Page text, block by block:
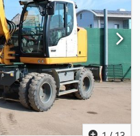
und stellt keine
dar. Ausschlaggebend
Unser Angebot ist
neue TÜV-Abnahme
ein Angebot unserer
Werbung beklebt
allgemeinen Liefer-